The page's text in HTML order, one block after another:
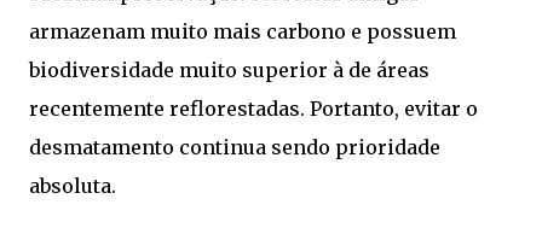
armazenam muito mais carbono e possuem
biodiversidade muito superior à de áreas
recentemente reflorestadas. Portanto, evitar o
desmatamento continua sendo prioridade
absoluta.